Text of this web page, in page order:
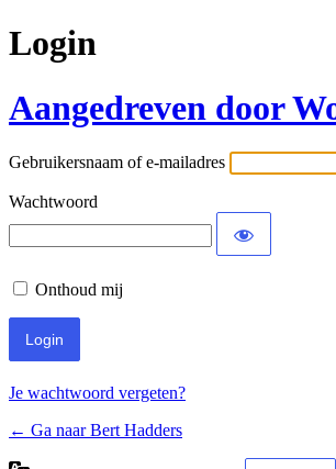
Login
Aangedreven door
Gebruikersnaam of e-mailadres
Wachtwoord
Onthoud mij
Je wachtwoord vergeten?
← Ga naar Bert Hadders